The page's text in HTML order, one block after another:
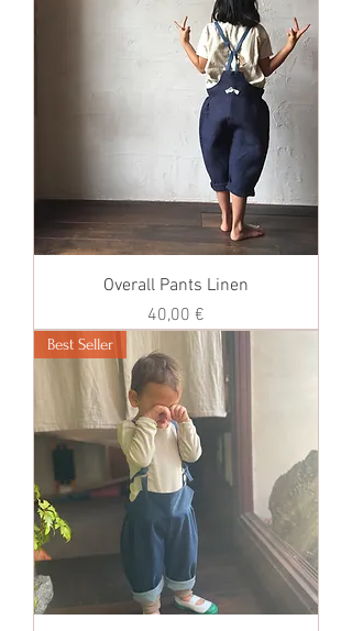
Overall Pants Linen
価格
40,00 €
Best Seller